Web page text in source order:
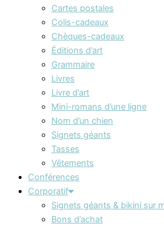
Cartes postales
Colis-cadeaux
Chèques-cadeaux
Éditions d’art
Grammaire
Livres
Livre d’art
Mini-romans d’une ligne
Nom d’un chien
Signets géants
Tasses
Vêtements
Conférences
Corporatif
Signets géants & bikini sur
Bons d’achat